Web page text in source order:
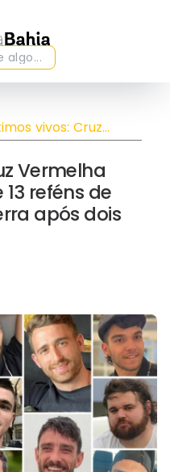
vivos: Cruz
confirma a saída
encerra após dois
Vermelha
reféns de
após dois